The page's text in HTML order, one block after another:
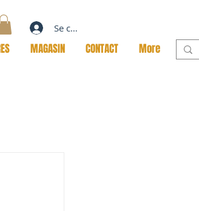
Se connecter
MAGASIN CONTACT More